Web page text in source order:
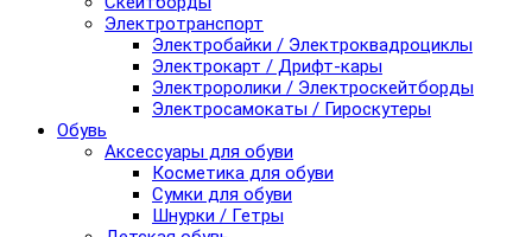
Электротранспорт
Электробайки / Электроквадроциклы
Электрокарт / Дрифт-кары
Электроролики / Электроскейтборды
Электросамокаты / Гироскутеры
Обувь
Аксессуары для обуви
Косметика для обуви
Сумки для обуви
Шнурки / Гетры